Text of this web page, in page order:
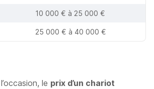
10 000 € à 25 000 €
25 000 € à 40 000 €
le prix d’un chariot